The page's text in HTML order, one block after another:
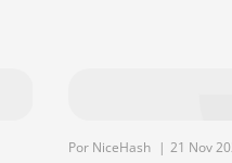
Por NiceHash | 21 Nov